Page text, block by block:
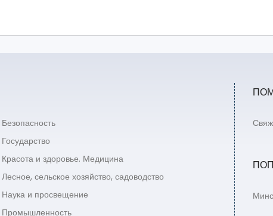
Безопасность
Государство
Красота и здоровье. Медицина
Лесное, сельское хозяйство, садоводство
Наука и просвещение
Промышленность